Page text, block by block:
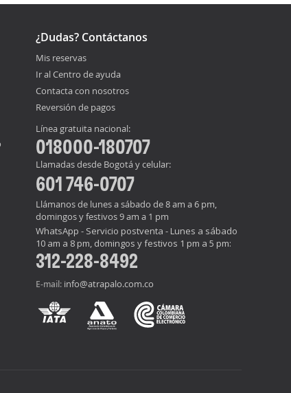
¿Dudas? Contáctanos
Mis reservas
Ir al Centro de ayuda
Contacta con nosotros
Reversión de pagos
Línea gratuita nacional:
018000-180707
Llamadas desde Bogotá y celular:
601 746-0707
Llámanos de lunes a sábado de 8 am a 6 pm,
domingos y festivos 9 am a 1 pm
WhatsApp - Servicio postventa - Lunes a sábado
10 am a 8 pm, domingos y festivos 1 pm a 5 pm:
312-228-8492
E-mail: info@atrapalo.com.co